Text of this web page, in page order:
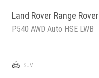
Land Rover Range Rover
P540 AWD Auto HSE LWB
SUV